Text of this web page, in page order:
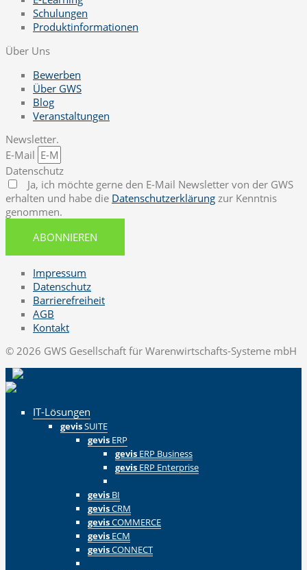
Schulungen
Produktinformationen
Über Uns
Bewerben
Über GWS
Blog
Veranstaltungen
Newsletter.
E-Mail
Datenschutz
Ja, ich möchte gerne den E-Mail Newsletter von der GWS
erhalten und habe die Datenschutzerklärung zur Kenntnis
genommen.
ABONNIEREN
Impressum
Datenschutz
Barrierefreiheit
AGB
Kontakt
© 2026 GWS Gesellschaft für Warenwirtschafts-Systeme mbH
IT-Lösungen
gevisSUITE
gevis ERP
gevis ERP Business
gevis ERP Enterprise
gevis BI
gevisCRM
gevisCOMMERCE
gevis ECM
gevisCONNECT